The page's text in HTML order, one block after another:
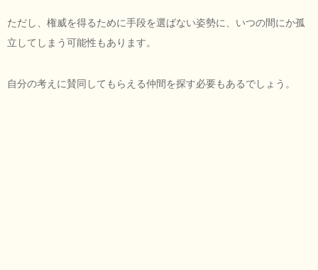
ただし、権威を得るために手段を選ばない姿勢に、いつの間にか孤
立してしまう可能性もあります。
自分の考えに賛同してもらえる仲間を探す必要もあるでしょう。